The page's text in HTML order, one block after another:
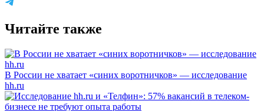
Читайте также
В России не хватает «синих воротничков» — исследование
hh.ru